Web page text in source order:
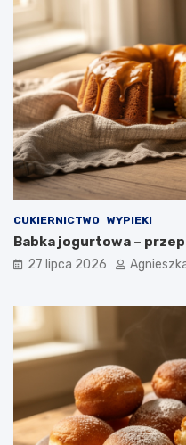
CUKIERNICTWO WYPIEKI
Babka jogurtowa –
27 lipca 2026